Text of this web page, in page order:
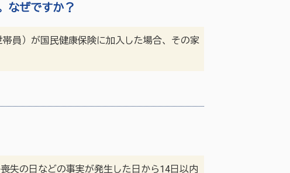
なぜですか？
員）が国民健康保険に加入した場合、その家
の日などの事実が発生した日から14日以内